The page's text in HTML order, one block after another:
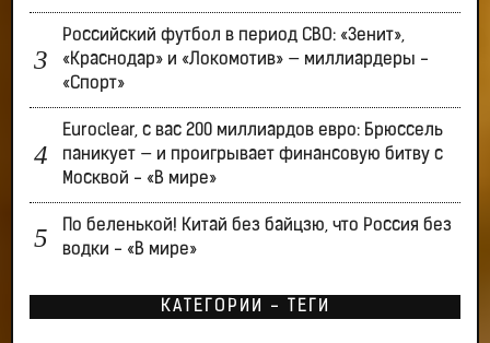
Российский футбол в период СВО: «Зенит»,
«Краснодар» и «Локомотив» — миллиардеры -
«Спорт»
Euroclear, с вас 200 миллиардов евро: Брюссель
паникует — и проигрывает финансовую битву с
Москвой - «В мире»
По беленькой! Китай без байцзю, что Россия без
водки - «В мире»
КАТЕГОРИИ - ТЕГИ